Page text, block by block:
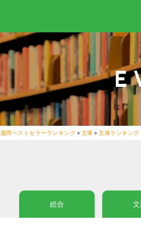
週間ベストセラーランキング > 文庫 > 文庫ランキング
総合